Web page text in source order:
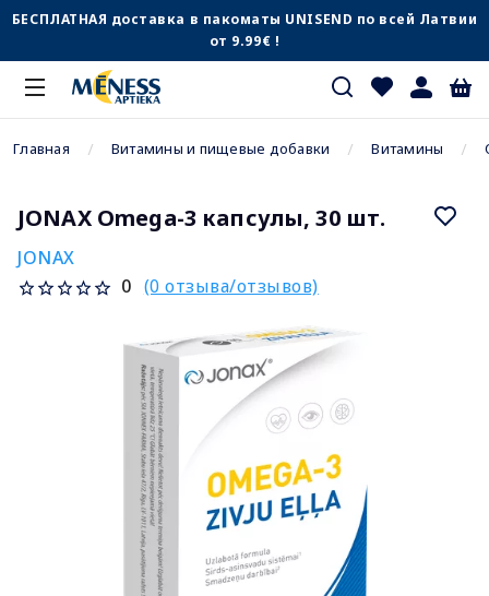
БЕСПЛАТНАЯ доставка в пакоматы UNISEND по всей Латвии
от 9.99€ !
Главная Витамины и пищевые добавки Витамины
JONAX Omega-3 капсулы, 30 шт.
JONAX
0 (0 отзыва/отзывов)